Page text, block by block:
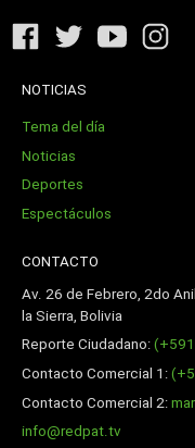
NOTICIAS
Tema del día
Noticias
Deportes
Espectáculos
CONTACTO
Av. 26 de Febrero, 2do
la Sierra, Bolivia
Reporte Ciudadano:
Contacto Comercial 1:
Contacto Comercial 2:
info@redpat.tv